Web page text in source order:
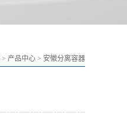
> 产品中心 > 安徽分离容器